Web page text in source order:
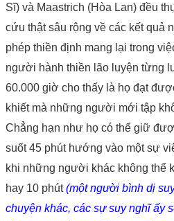
Sĩ) và Maastrich (Hòa Lan) đều
cứu thật sâu rộng về các kết quả
phép thiền định mang lại trong
người hành thiền lão luyện từng
60.000 giờ cho thấy là họ đạt
khiết mà những người mới tập
Chẳng hạn như họ có thể giữ
suốt 45 phút hướng vào một sự
khi những người khác không thể
hay 10 phút(một người bình dị
chuyện khác, các sự suy nghĩ ấy